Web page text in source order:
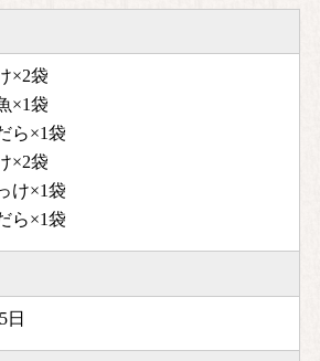
×2袋
×1袋
ら×1袋
×2袋
け×1袋
ら×1袋
日